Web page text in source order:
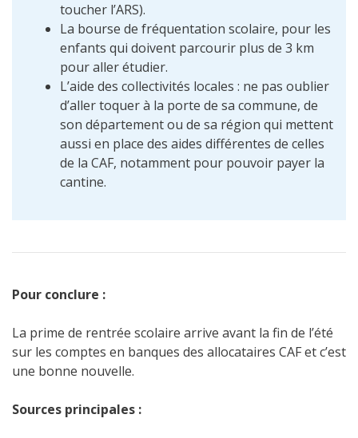
toucher l’ARS).
La bourse de fréquentation scolaire, pour les
enfants qui doivent parcourir plus de 3 km
pour aller étudier.
L’aide des collectivités locales : ne pas oublier
d’aller toquer à la porte de sa commune, de
son département ou de sa région qui mettent
aussi en place des aides différentes de celles
de la CAF, notamment pour pouvoir payer la
cantine.
Pour conclure :
La prime de rentrée scolaire arrive avant la fin de l’été
sur les comptes en banques des allocataires CAF et c’est
une bonne nouvelle.
Sources principales :